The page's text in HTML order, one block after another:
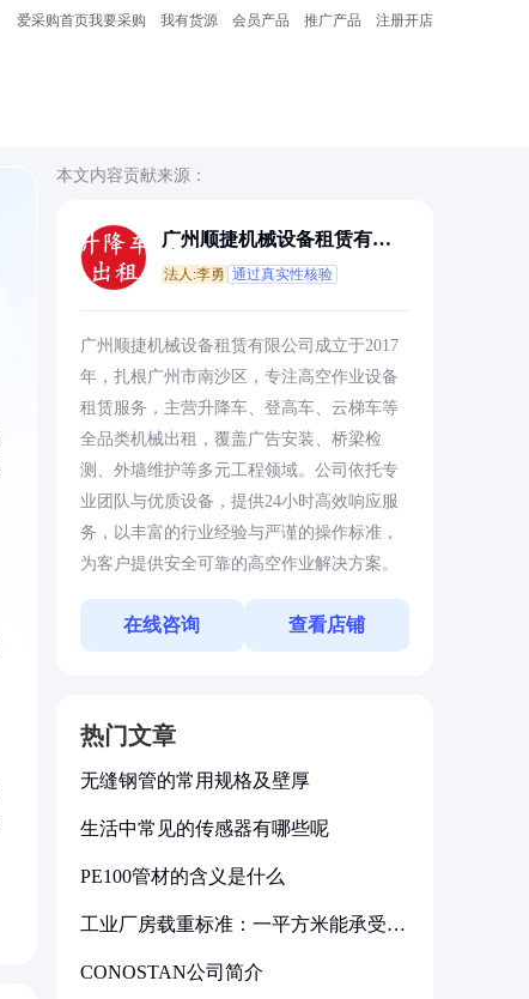
爱采购首页我要采购 我有货源 会员产品 推广产品 注册开店
本文内容贡献来源：
广州顺捷机械设备租赁有限
法人:李勇 通过真实性核验
广州顺捷机械设备租赁有限公司成立于2017
年，扎根广州市南沙区，专注高空作业设备
租赁服务，主营升降车、登高车、云梯车等
全品类机械出租，覆盖广告安装、桥梁检
测、外墙维护等多元工程领域。公司依托专
业团队与优质设备，提供24小时高效响应服
务，以丰富的行业经验与严谨的操作标准，
为客户提供安全可靠的高空作业解决方案。
在线咨询 查看店铺
热门文章
无缝钢管的常用规格及壁厚
生活中常见的传感器有哪些呢
PE100管材的含义是什么
工业厂房载重标准：一平方米能承受多
CONOSTAN公司简介